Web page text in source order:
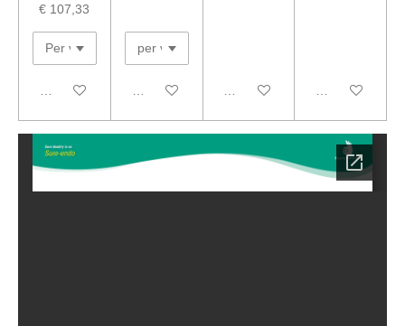
€ 107,33
In winkelwagen In winkelwagen In winkelwagen In winkelwagen